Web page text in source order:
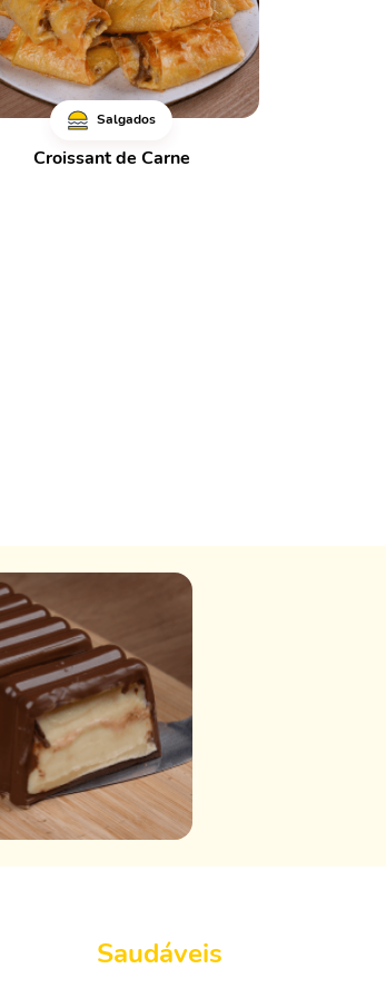
Salgados
Croissant de Carne
Saudáveis